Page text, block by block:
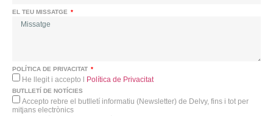
EL TEU MISSATGE
POLÍTICA DE PRIVACITAT
He llegit i accepto l Política de Privacitat
BUTLLETÍ DE NOTÍCIES
Accepto rebre el butlletí informatiu (Newsletter) de Delvy, fins i tot per
mitjans electrònics